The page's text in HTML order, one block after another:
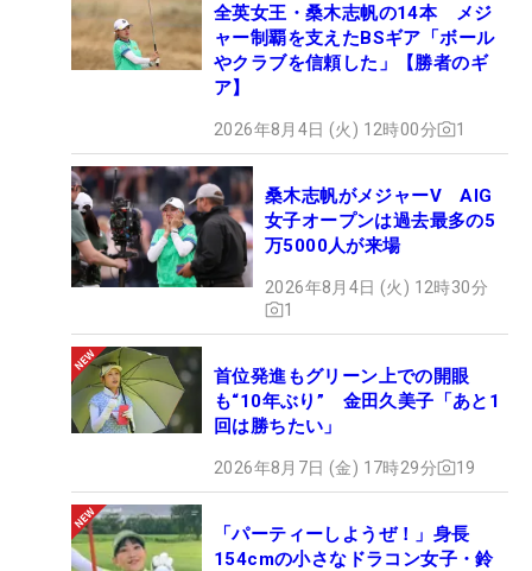
全英女王・桑木志帆の14本 メジ
ャー制覇を支えたBSギア「ボール
やクラブを信頼した」【勝者のギ
ア】
2026年8月4日 (火) 12時00分 1
桑木志帆がメジャーV AIG
女子オープンは過去最多の5
万5000人が来場
2026年8月4日 (火) 12時30分
1
首位発進もグリーン上での開眼
も“10年ぶり” 金田久美子「あと1
回は勝ちたい」
2026年8月7日 (金) 17時29分 19
「パーティーしようぜ！」身長
154cmの小さなドラコン女子・鈴